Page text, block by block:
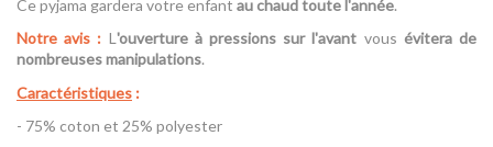
Ce pyjama gardera votre enfant au chaud toute l'année.
Notre avis : L 'ouverture à pressions sur l'avant vous évitera de
nombreuses manipulations.
Caractéristiques :
- 75% coton et 25% polyester